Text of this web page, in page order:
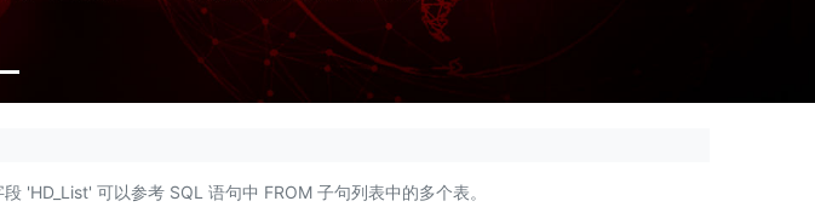
'HD_List' 可以参考 SQL 语句中 FROM 子句列表中的多个表。